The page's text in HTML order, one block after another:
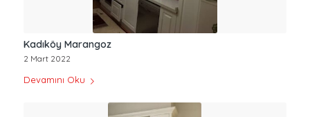
Kadıköy Marangoz
2 Mart 2022
Devamını Oku